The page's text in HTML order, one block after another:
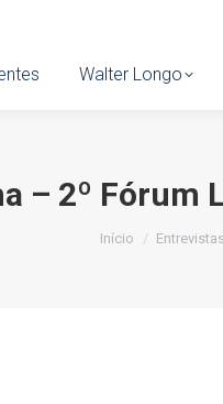
Walter Longo
– 2º Fórum
Você está aqui:
Início
Walter Longo